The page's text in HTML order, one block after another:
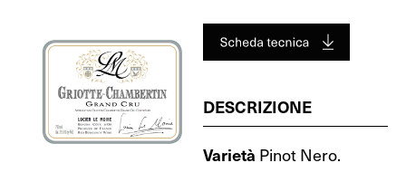
DESCRIZIONE
Varietà Pinot Nero.